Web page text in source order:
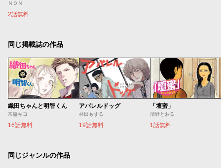
ＮＯＮ
2話無料
同じ掲載誌の作品
織田ちゃんと明智くん
常盤ギヨ
16話無料
アパレルドッグ
林田もずる
19話無料
「壇蜜」
清野とおる
1話無料
同じジャンルの作品